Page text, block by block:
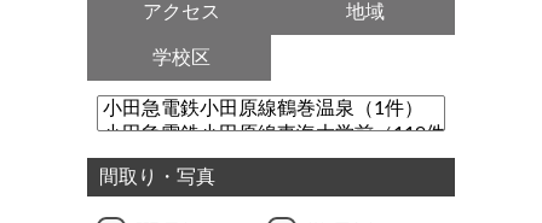
アクセス 地域
学校区
間取り・写真